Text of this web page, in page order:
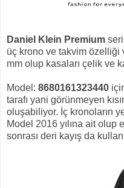
Daniel Klein Premium
üç krono ve takvim özelliği
mm olup kasaları çelik ve
Model: 8680161323440
tarafı yani görünmeyen
oluşabiliyor. İç kronoların
Model 2016 yılına ait olup
sonrası deri kayış da